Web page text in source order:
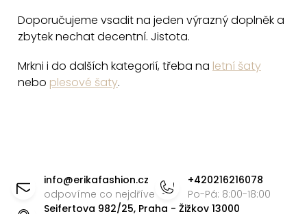
Doporučujeme vsadit na jeden výrazný doplněk a
zbytek nechat decentní. Jistota.
Mrkni i do dalších kategorií, třeba na letní šaty
nebo plesové šaty.
info@erikafashion.cz
odpovíme co nejdříve
+420216216078
Po-Pá: 8:00-18:00
Seifertova 982/25, Praha - Žižkov 13000